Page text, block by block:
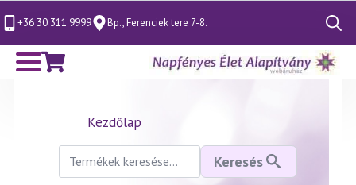
+36 30 311 9999 Bp., Ferenciek tere 7-8.
Search
for:
Kezdőlap
Keresés
következőre:
Keresés